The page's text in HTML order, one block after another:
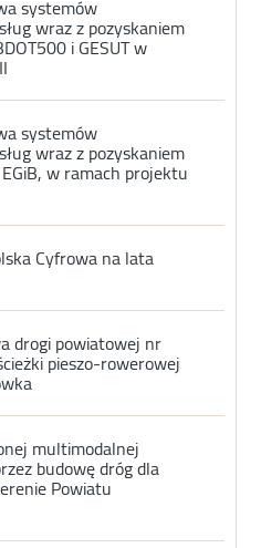
systemów
wraz z pozyskaniem
i GESUT w
systemów
wraz z pozyskaniem
w ramach projektu
Cyfrowa na lata
drogi powiatowej nr
pieszo-rowerowej
multimodalnej
budowę dróg dla
Powiatu